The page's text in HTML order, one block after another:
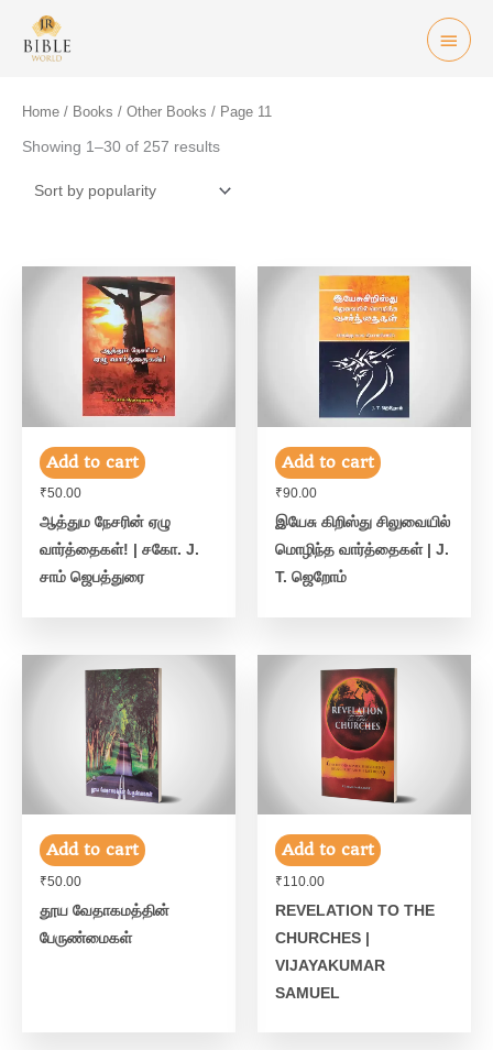
Home / Books / Other Books / Page 11
Showing 1–30 of 257 results
Add to cart
₹50.00
ஆத்தும நேசரின் ஏழு
வார்த்தைகள்! | சகோ. J.
சாம் ஜெபத்துரை
Add to cart
₹90.00
இயேசு கிறிஸ்து சிலுவையில்
மொழிந்த வார்த்தைகள் | J.
T. ஜெறோம்
Add to cart
₹50.00
தூய வேதாகமத்தின்
பேருண்மைகள்
Add to cart
₹110.00
REVELATION TO THE
CHURCHES |
VIJAYAKUMAR
SAMUEL